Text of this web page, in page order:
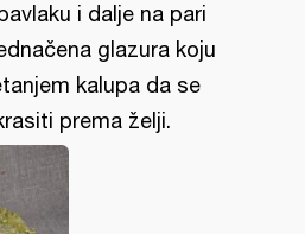
i dalje na pari
glazura koju
kalupa da se
prema želji.